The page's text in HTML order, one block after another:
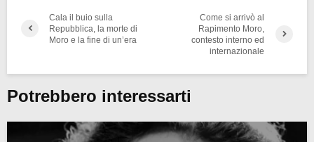
Cala il buio sulla
Repubblica, la morte di
Moro e la fine di un’era
Come si arrivò al
Rapimento Moro,
contesto interno ed
internazionale
Potrebbero interessarti